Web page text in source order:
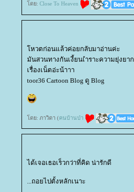
ดย: Close To Heaven
หวตก่อนแล้วค่อยกลับมาอ่านค่ะ
มันสวนทางกันเงี้ยนเำราะความยุ่งยาก
เรื่องเน็ตอ่ะน้าาา
toor36 Cartoon Blog ดู Blog
ดย: ภาวิดา (คนบ้านป่า
ได้เจอเธอเร็วกว่าที่คิด น่ารักดี
...ถอยไปตั้งหลักเนาะ